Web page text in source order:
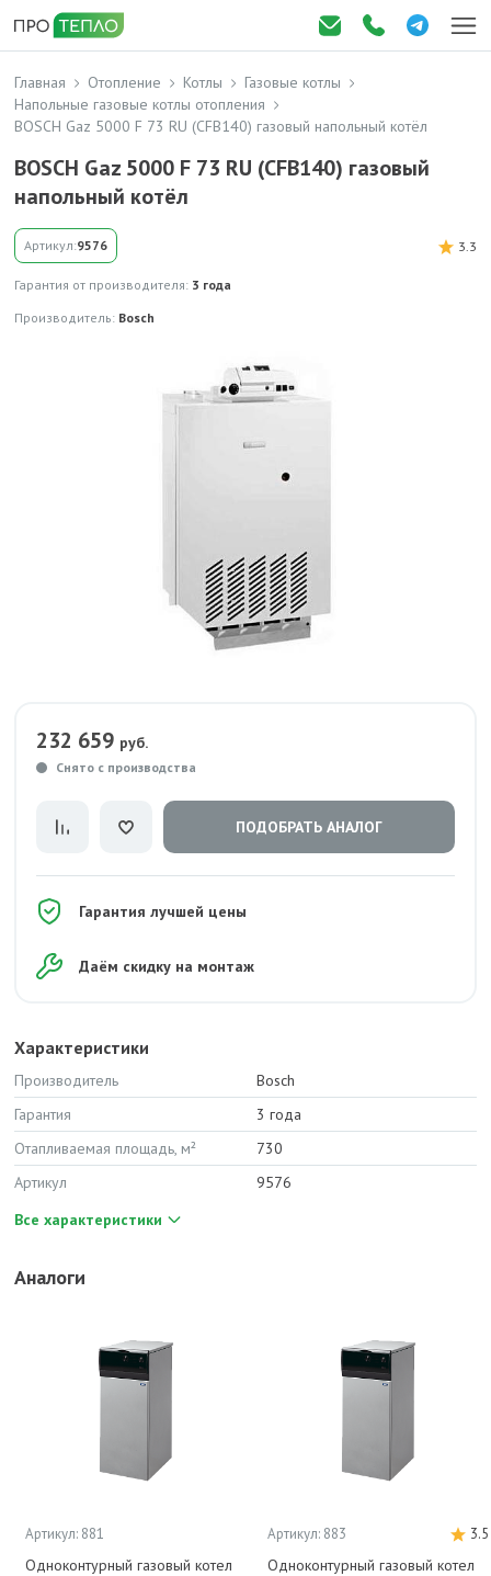
Главная Отопление Котлы
Газовые котлы
Напольные газовые котлы отопления
BOSCH Gaz 5000 F 73 RU (CFB140) газовый напольный котёл
BOSCH Gaz 5000 F 73 RU (CFB140) газовый
напольный котёл
Артикул:9576
Гарантия от производителя: 3 года
Производитель: Bosch
3.3
232 659 руб.
Снято с производства
ПОДОБРАТЬ АНАЛОГ
Гарантия лучшей цены
Даём скидку на монтаж
Характеристики
Производитель
Bosch
Гарантия
3 года
Отапливаемая площадь, м²
730
Артикул
9576
Все характеристики
Аналоги
Артикул: 881
Одноконтурный газовый котел
Артикул: 883 3.5
Одноконтурный газовый котел